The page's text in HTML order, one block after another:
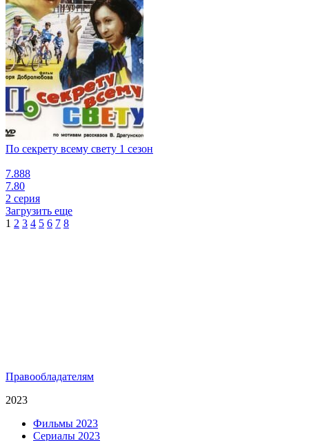
По секрету всему свету 1 сезон
7.888
7.80
2 серия
Загрузить еще
1 2 3 4 5 6 7 8
Правообладателям
2023
Фильмы 2023
Сериалы 2023